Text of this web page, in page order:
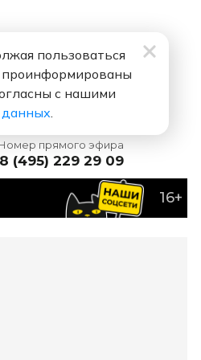
прямого эфира
8 (495) 229 29 09
16+
пользоваться
проинформированы
с нашими
данных.